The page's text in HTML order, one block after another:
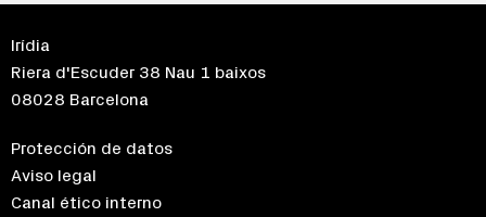
Irídia
Riera d'Escuder 38 Nau 1 baixos
08028 Barcelona
Protección de datos
Aviso legal
Canal ético interno